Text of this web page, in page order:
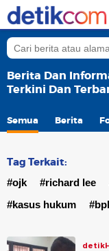
Berita Dan
Terkini Dan
Semua Berita
Tag Terkait:
#ojk #richard lee
#kasus hukum